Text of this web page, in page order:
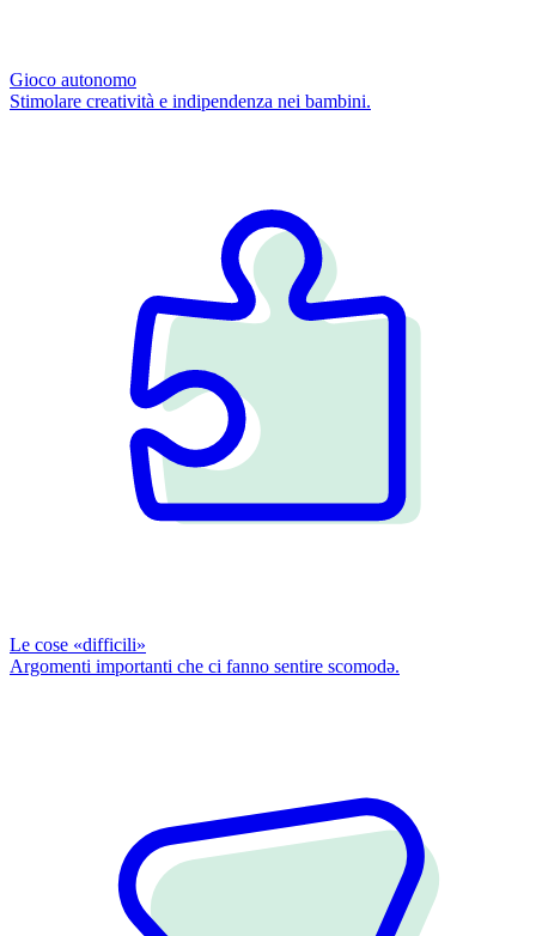
Gioco autonomo
Stimolare creatività e indipendenza nei bambini.
Le cose «difficili»
Argomenti importanti che ci fanno sentire scomodǝ.